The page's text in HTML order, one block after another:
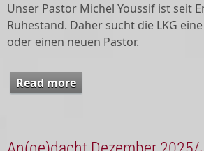
Unser Pastor Michel Youssif ist seit
Ruhestand. Daher sucht die LKG
oder einen neuen Pastor.
Read more